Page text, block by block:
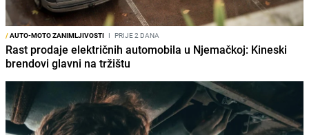
/AUTO-MOTO ZANIMLJIVOSTI I PRIJE 2 DANA
Rast prodaje električnih automobila u Njemačkoj: Kineski
brendovi glavni na tržištu